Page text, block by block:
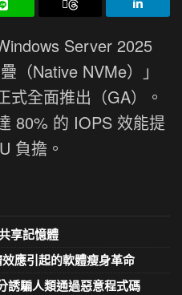
Server 2025
（Native NVMe）」
式全面推出（GA）。
80% 的 IOPS 效能提
負擔。
享記憶體
應引起的軟體瘦身革命
騙人類通過惡意程式碼